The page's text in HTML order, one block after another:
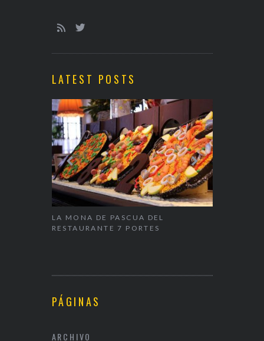
LATEST POSTS
LA MONA DE PASCUA DEL
RESTAURANTE 7 PORTES
PÁGINAS
ARCHIVO